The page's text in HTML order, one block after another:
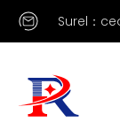
Surel：